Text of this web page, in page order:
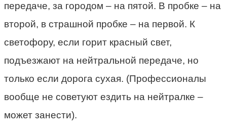
передаче, за городом – на пятой. В пробке – на
второй, в страшной пробке – на первой. К
светофору, если горит красный свет,
подъезжают на нейтральной передаче, но
только если дорога сухая. (Профессионалы
вообще не советуют ездить на нейтралке –
может занести).